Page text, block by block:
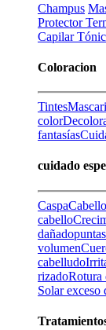
Champus
Protector
Capilar
Coloracion
Tintes
color
fantasías
cuidado
Caspa
cabello
dañado
volumen
cabelludo
rizadoRotura
Solarexceso